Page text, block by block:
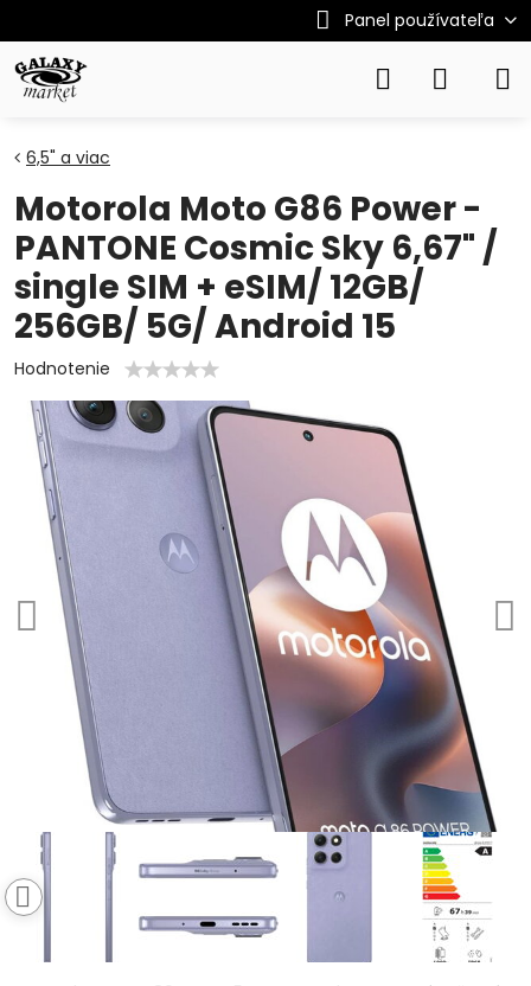
Panel používateľa
6,5" a viac
Motorola Moto G86 Power -
PANTONE Cosmic Sky 6,67" /
single SIM + eSIM/ 12GB/
256GB/ 5G/ Android 15
Hodnotenie